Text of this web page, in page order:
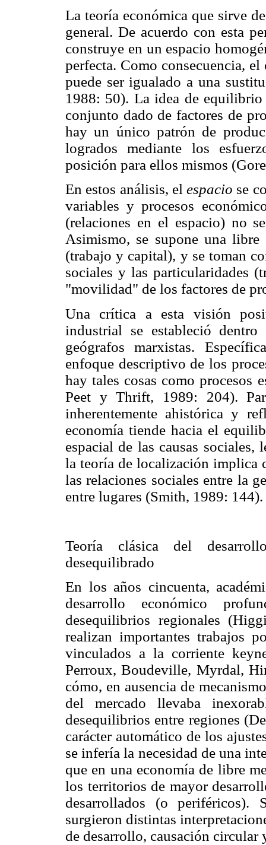
La teoría económica que sirve
general. De acuerdo con esta
construye en un espacio
perfecta. Como consecuencia,
puede ser igualado a una
1988: 50). La idea de
conjunto dado de factores de
hay un único patrón de
logrados mediante los
posición para ellos mismos
En estos análisis, elespacio se
variables y procesos
(relaciones en el espacio) no
Asimismo, se supone una
(trabajo y capital), y se toman
sociales y las particularidades
"movilidad" de los factores de
Una crítica a esta visión
industrial se estableció
geógrafos marxistas.
enfoque descriptivo de los
hay tales cosas como procesos
Peet y Thrift, 1989: 204).
inherentemente ahistórica y
economía tiende hacia el
espacial de las causas sociales,
la teoría de localización implica
las relaciones sociales entre la
entre lugares (Smith, 1989: 144).
Teoría clásica del
desequilibrado
En los años cincuenta,
desarrollo económico
desequilibrios regionales
realizan importantes trabajos
vinculados a la corriente
Perroux, Boudeville, Myrdal,
cómo, en ausencia de
del mercado llevaba
desequilibrios entre regiones
carácter automático de los
se infería la necesidad de una
que en una economía de libre
los territorios de mayor
desarrollados (o periféricos).
surgieron distintas
de desarrollo, causación